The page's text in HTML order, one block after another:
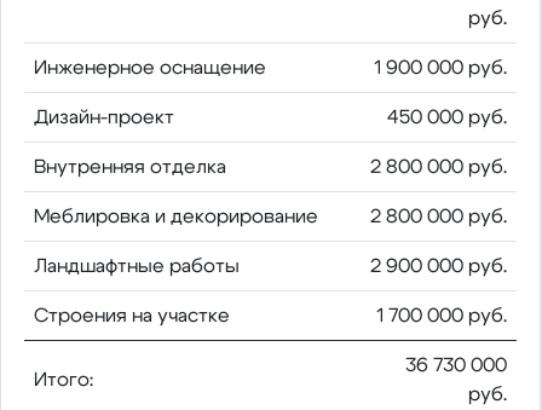
руб.
Инженерное оснащение 1 900 000 руб.
Дизайн-проект 450 000 руб.
Внутренняя отделка 2 800 000 руб.
Меблировка и декорирование 2 800 000 руб.
Ландшафтные работы 2 900 000 руб.
Строения на участке 1 700 000 руб.
Итого:
36 730 000
руб.